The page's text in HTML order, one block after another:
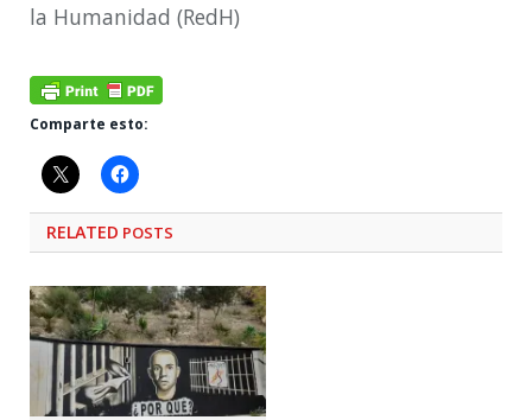
la Humanidad (RedH)
Comparte esto:
RELATED POSTS